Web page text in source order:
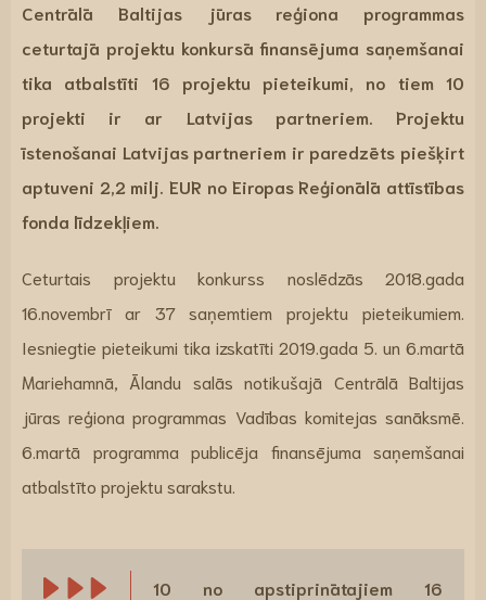
Centrālā Baltijas jūras reģiona programmas
ceturtajā projektu konkursāfinansējuma saņemšanai
tika atbalstīti 16 projektu pieteikumi, no tiem 10
projekti ir ar Latvijas partneriem . Projektu
īstenošanai Latvijas partneriem ir paredzēts piešķirt
aptuveni 2,2 milj. EUR no Eiropas Reģionālā attīstības
fonda līdzekļiem.
Ceturtais projektu konkurss noslēdzās 2018.gada
16.novembrī ar 37 saņemtiem projektu pieteikumiem.
Iesniegtie pieteikumi tika izskatīti 2019.gada 5. un 6.martā
Mariehamnā, Ālandu salās notikušajā Centrālā Baltijas
jūras reģiona programmas Vadības komitejas sanāksmē.
6.martā programma publicēja finansējuma saņemšanai
atbalstīto projektu sarakstu.
10 no apstiprinātajiem 16